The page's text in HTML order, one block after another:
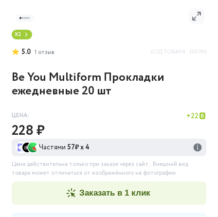
5.0 1 отзыв КОД ТОВАРА: 350796
Be You Multiform Прокладки
ежедневные 20 шт
X2
ЦЕНА: +22
228 ₽
Частями 57₽ х 4
Цена действительна только при заказе через сайт. . Внешний вид
товара может отличаться от изображённого на фотографии.
заказать в 1 клик